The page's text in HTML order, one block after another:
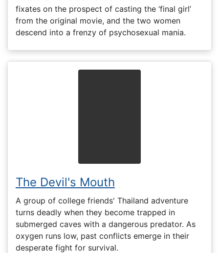
fixates on the prospect of casting the ‘final girl’
from the original movie, and the two women
descend into a frenzy of psychosexual mania.
The Devil's Mouth
A group of college friends' Thailand adventure
turns deadly when they become trapped in
submerged caves with a dangerous predator. As
oxygen runs low, past conflicts emerge in their
desperate fight for survival.